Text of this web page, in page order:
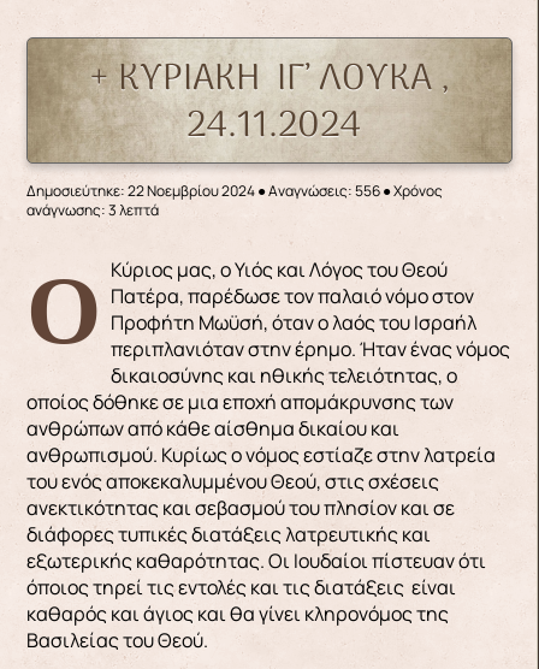
+ ΚΥΡΙΑΚΗ ΙΓ’ ΛΟΥΚΑ ,
24.11.2024
Δημοσιεύτηκε: 22 Νοεμβρίου 2024●Αναγνώσεις: 556● Χρόνος
ανάγνωσης: 3 λεπτά
Ο Κύριος μας, ο Υιός και Λόγος του Θεού Πατέρα, παρέδωσε τον παλαιό νόμο στον
Προφήτη Μωϋσή, όταν ο λαός του Ισραήλ
περιπλανιόταν στην έρημο. Ήταν ένας νόμος
δικαιοσύνης και ηθικής τελειότητας, ο
οποίος δόθηκε σε μια εποχή απομάκρυνσης των
ανθρώπων από κάθε αίσθημα δικαίου και
ανθρωπισμού. Κυρίως ο νόμος εστίαζε στην λατρεία
του ενός αποκεκαλυμμένου Θεού, στις σχέσεις
ανεκτικότητας και σεβασμού του πλησίον και σε
διάφορες τυπικές διατάξεις λατρευτικής και
εξωτερικής καθαρότητας. Οι Ιουδαίοι πίστευαν ότι
όποιος τηρεί τις εντολές και τις διατάξεις είναι
καθαρός και άγιος και θα γίνει κληρονόμος της
Βασιλείας του Θεού.